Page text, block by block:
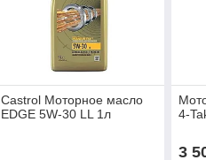
Castrol Моторное масло
EDGE 5W-30 LL 1л
4-
3